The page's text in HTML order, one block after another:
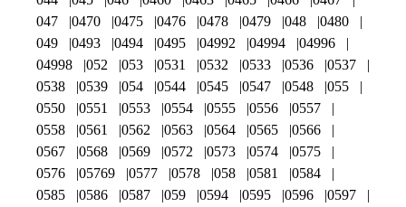
047
0470 0475 0476 0478 0479 048
0480
049
0493 0494 0495 04992 04994
04996
04998
052 053 0531 0532 0533 0536
0537
0538
0539 054 0544 0545 0547 0548
055
0550
0551 0553 0554 0555 0556
0557
0558
0561 0562 0563 0564 0565
0566
0567
0568 0569 0572 0573 0574
0575
0576
05769 0577 0578 058 0581
0584
0585
0586 0587 059 0594 0595 0596
0597